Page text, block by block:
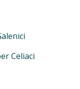
Celiaci